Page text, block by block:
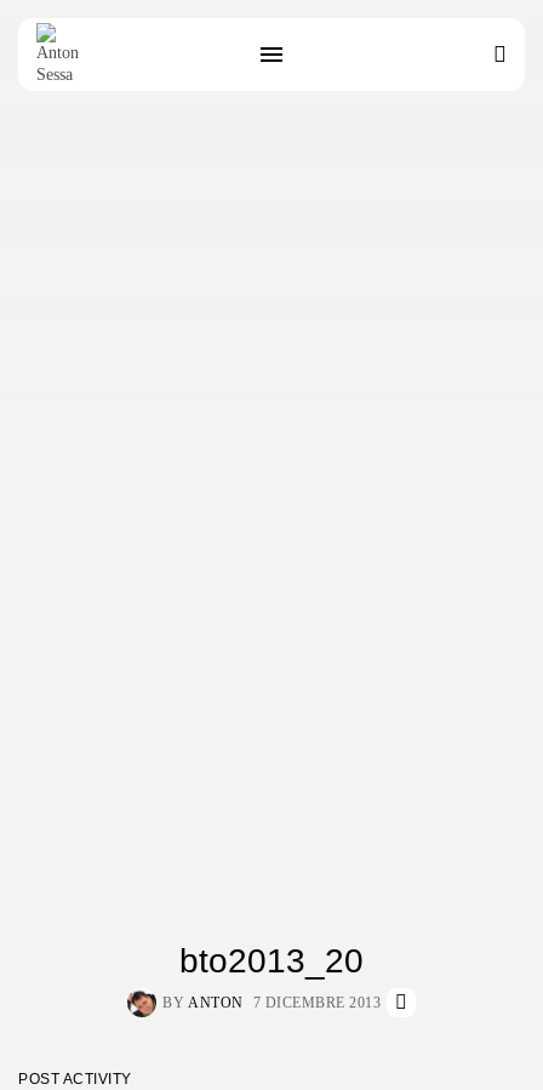
bto2013_20
BY ANTON 7 DICEMBRE 2013
POST ACTIVITY